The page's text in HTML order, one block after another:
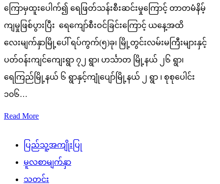
ကြောမှထူးပေါက်၍ ရေဖြတ်သန်းစီးဆင်းမှုကြောင့် တာတမံနိမ့်
ကျမှုဖြစ်ပွားပြီး ရေကျော်စီးဝင်ခြင်းကြောင့် ယနေ့အထိ
လေးမျက်နှာမြို့ပေါ် ရပ်ကွက်(၅)ခု၊ မြို့တွင်းလမ်းမကြီးများနှင့်
ပတ်ဝန်းကျင်ကျေးရွာ ၇၂ ရွာ၊ ဟင်္သာတ မြို့နယ် ၂၆ ရွာ၊
ရေကြည်မြို့နယ် ၆ ရွာနှင့်ကျုံပျော်မြို့နယ် ၂ ရွာ ၊ စုစုပေါင်း
၁၀၆…
Read More
ပြည်သူ့အကျိုးပြု
မူလစာမျက်နှာ
သတင်း